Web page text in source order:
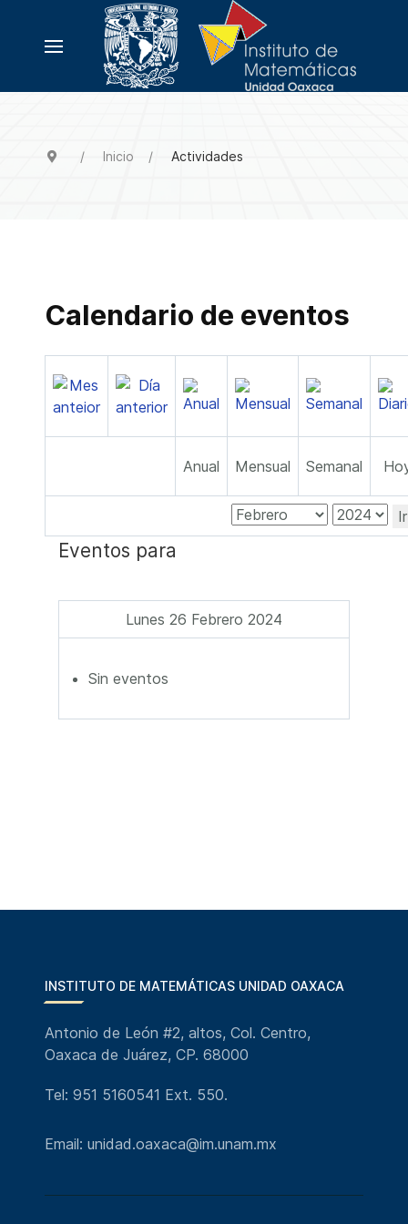
Inicio Actividades
Calendario de eventos
Anual Mensual Semanal
Eventos para
Lunes 26 Febrero 2024
Sin eventos
INSTITUTO DE MATEMÁTICAS UNIDAD OAXACA
Antonio de León #2, altos, Col. Centro,
Oaxaca de Juárez, CP. 68000
Tel: 951 5160541 Ext. 550.
Email: unidad.oaxaca@im.unam.mx